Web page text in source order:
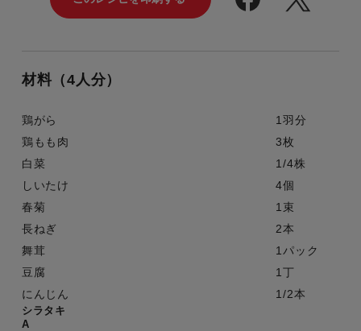
材料（4人分）
鶏がら
1羽分
鶏もも肉
3枚
白菜
1/4株
しいたけ
4個
春菊
1束
長ねぎ
2本
舞茸
1パック
豆腐
1丁
にんじん
1/2本
シラタキ
A